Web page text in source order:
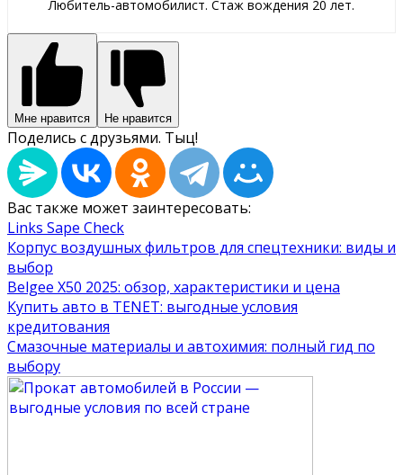
Любитель-автомобилист. Стаж вождения 20 лет.
Мне нравится Не нравится
Поделись с друзьями. Тыц!
Вас также может заинтересовать:
Links Sape Check
Корпус воздушных фильтров для спецтехники: виды и
выбор
Belgee X50 2025: обзор, характеристики и цена
Купить авто в TENET: выгодные условия
кредитования
Смазочные материалы и автохимия: полный гид по
выбору